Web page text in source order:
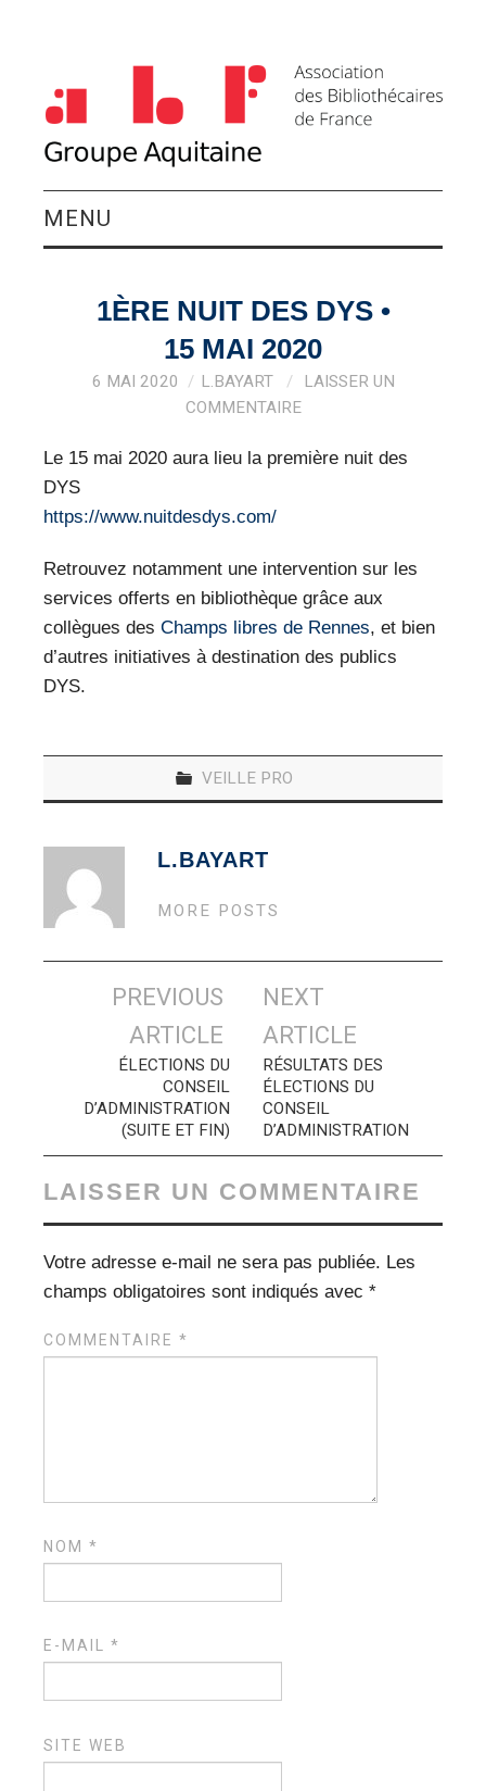
MENU
ACTIVITÉS DU
GROUPE
VEILLE PRO
OFFRES D’EMPLOIS
1ÈRE NUIT DES DYS •
15 MAI 2020
6 MAI 2020 L.BAYART
LAISSER UN
COMMENTAIRE
Le 15 mai 2020 aura lieu la première nuit des
DYS
https://www.nuitdesdys.com/
Retrouvez notamment une intervention sur les
services offerts en bibliothèque grâce aux
collègues desChamps libres de Rennes, et bien
d’autres initiatives à destination des publics
DYS.
VEILLE PRO
L.BAYART
MORE POSTS
Navigation
articles
PREVIOUS
ARTICLE
ÉLECTIONS DU
CONSEIL
D’ADMINISTRATION
(SUITE ET FIN)
NEXT
ARTICLE
RÉSULTATS DES
ÉLECTIONS DU
CONSEIL
D’ADMINISTRATION
LAISSER UN COMMENTAIRE
Votre adresse e-mail ne sera pas publiée. Les
champs obligatoires sont indiqués avec*
COMMENTAIRE*
NOM*
E-MAIL*
SITE WEB